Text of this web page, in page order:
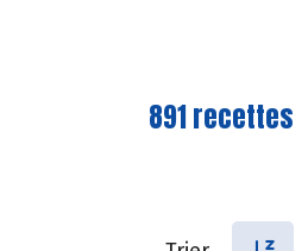
891 recettes